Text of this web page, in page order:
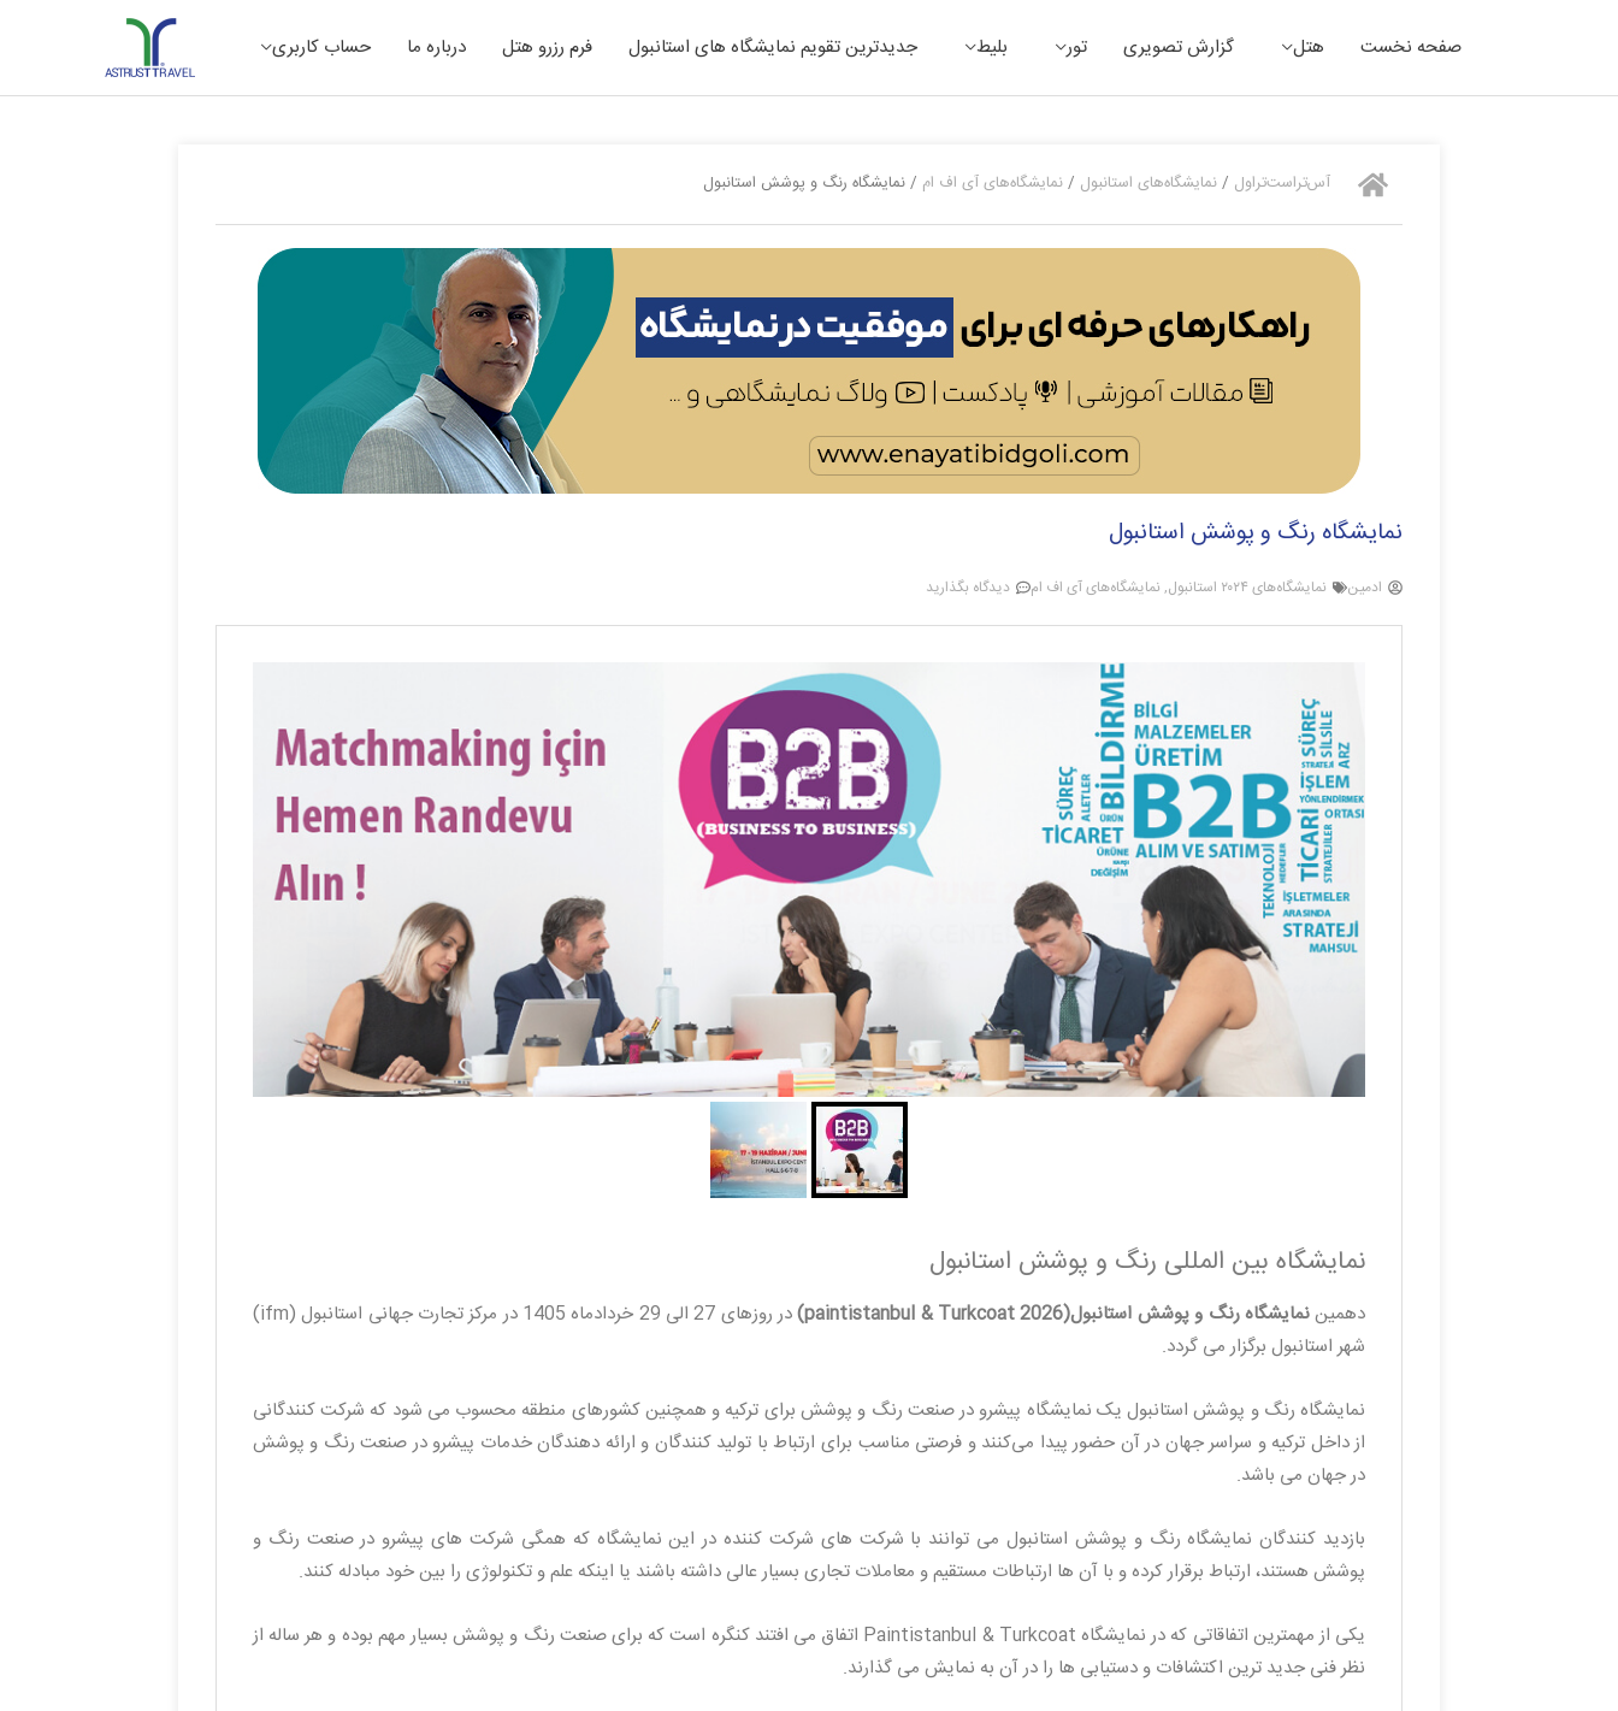
صفحه نخست هتل گزارش تصویری تور بلیط جدیدترین تقویم نمایشگاه های استانبول فرم رزرو هتل درباره ما حساب کاربری
آس‌تراست‌تراول /نمایشگاه‌های استانبول /نمایشگاه‌های آی اف ام /نمایشگاه رنگ و پوشش استانبول
نمایشگاه رنگ و پوشش استانبول
ادمین نمایشگاه‌های ۲۰۲۴ استانبول , نمایشگاه‌های آی اف ام دیدگاه بگذارید
نمایشگاه بین المللی رنگ و پوشش استانبول
دهمیننمایشگاه رنگ و پوشش استانبول(2026 paintistanbul & Turkcoat)
در روزهای 27 الی 29 خردادماه 1405 در مرکز تجارت جهانی استانبول (ifm)
شهر استانبول برگزار می گردد.
نمایشگاه رنگ و پوشش استانبول یک نمایشگاه پیشرو در صنعت رنگ و پوشش برای ترکیه و همچنین کشورهای منطقه محسوب می‌ شود که شرکت‌ کنندگانی
از داخل ترکیه و سراسر جهان در آن حضور پیدا می‌کنند و فرصتی مناسب برای ارتباط با تولید کنندگان و ارائه دهندگان خدمات پیشرو در صنعت رنگ و پوشش
در جهان می باشد.
بازدید کنندگان نمایشگاه رنگ و پوشش استانبول می‌ توانند با شرکت های شرکت کننده در این نمایشگاه که همگی شرکت های پیشرو در صنعت رنگ و
پوشش هستند، ارتباط برقرار کرده و با آن ها ارتباطات مستقیم و معاملات تجاری بسیار عالی داشته باشند یا اینکه علم و تکنولوژی را بین خود مبادله کنند.
یکی از مهمترین اتفاقاتی که در نمایشگاه Paintistanbul & Turkcoat اتفاق می افتند کنگره است که برای صنعت رنگ و پوشش بسیار مهم بوده و هر ساله از
نظر فنی جدید ترین اکتشافات و دستیابی ها را در آن به نمایش می گذارند.